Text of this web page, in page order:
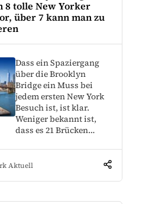
8 tolle New Yorker
über 7 kann man zu
Dass ein Spaziergang
über die Brooklyn
Bridge ein Muss bei
jedem ersten New York
Besuch ist, ist klar.
Weniger bekannt ist,
dass es 21 Brücken…
Aktuell